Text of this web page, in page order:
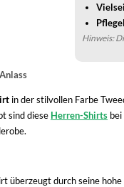
Hinweis:
in der stilvollen Farbe
sind diese Herren-Shirts
überzeugt durch seine